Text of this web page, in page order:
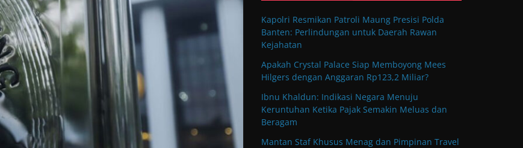
Kapolri Resmikan Patroli Maung Presisi Polda
Banten: Perlindungan untuk Daerah Rawan
Kejahatan
Apakah Crystal Palace Siap Memboyong Mees
Hilgers dengan Anggaran Rp123,2 Miliar?
Ibnu Khaldun: Indikasi Negara Menuju
Keruntuhan Ketika Pajak Semakin Meluas dan
Beragam
Mantan Staf Khusus Menag dan Pimpinan Travel